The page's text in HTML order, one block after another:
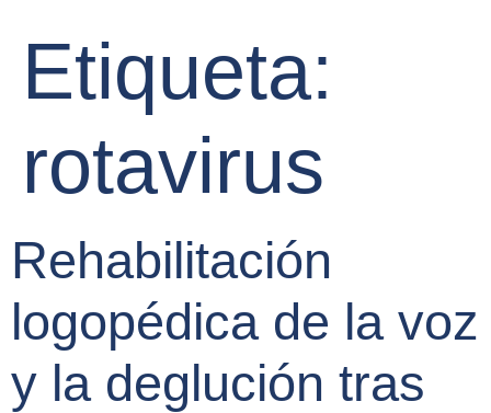
Etiqueta:
rotavirus
Rehabilitación
logopédica de la voz
y la deglución tras